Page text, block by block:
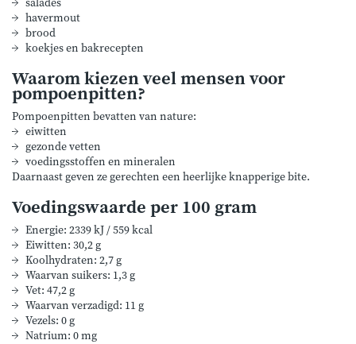
salades
havermout
brood
koekjes en bakrecepten
Waarom kiezen veel mensen voor
pompoenpitten?
Pompoenpitten bevatten van nature:
eiwitten
gezonde vetten
voedingsstoffen en mineralen
Daarnaast geven ze gerechten een heerlijke knapperige bite.
Voedingswaarde per 100 gram
Energie: 2339 kJ / 559 kcal
Eiwitten: 30,2 g
Koolhydraten: 2,7 g
Waarvan suikers: 1,3 g
Vet: 47,2 g
Waarvan verzadigd: 11 g
Vezels: 0 g
Natrium: 0 mg